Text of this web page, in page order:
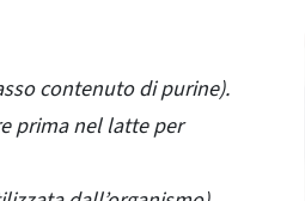
contenuto di purine).
prima nel latte per